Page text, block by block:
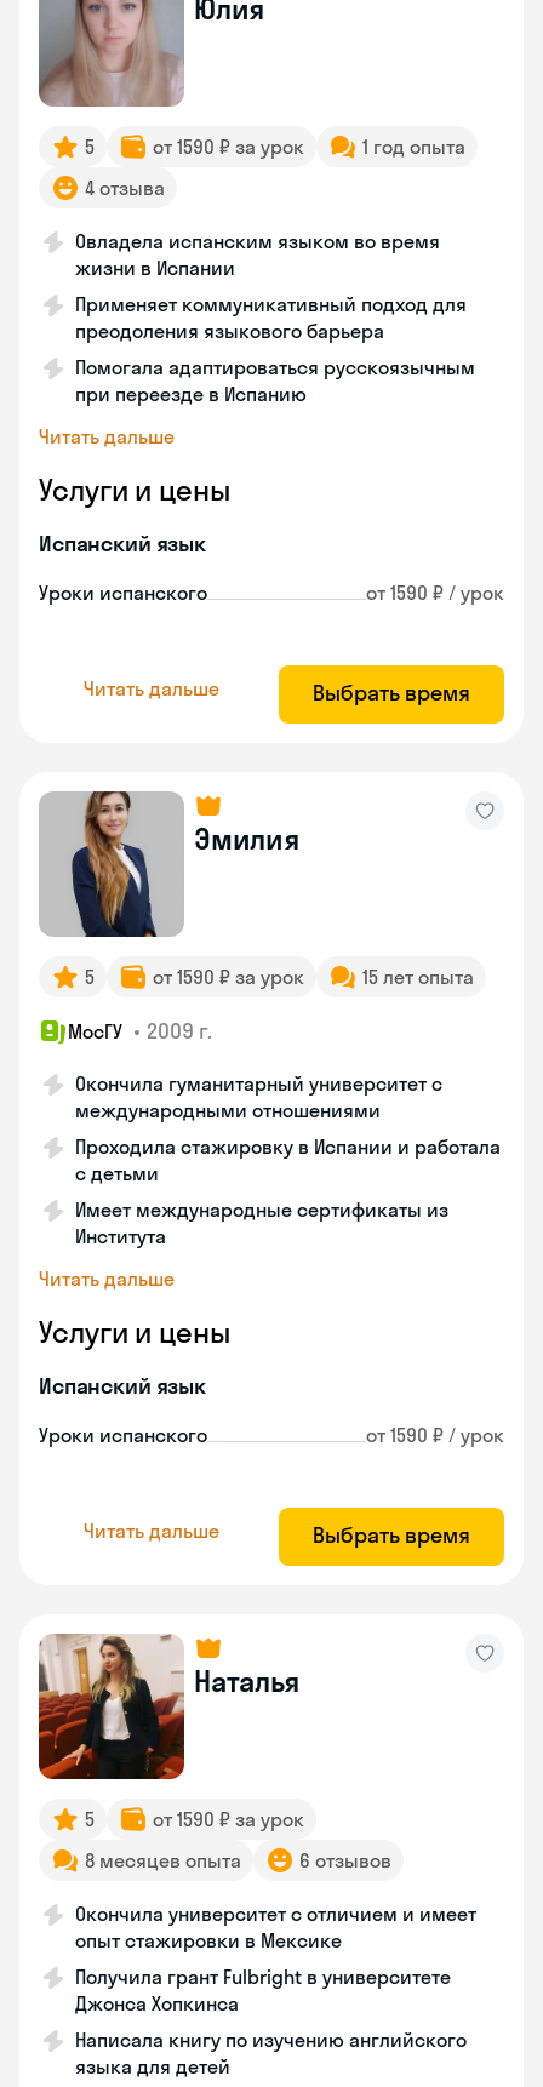
Юлия
5 от 1590 ₽ за урок
1 год опыта
4 отзыва
Овладела испанским языком во время
жизни в Испании
Применяет коммуникативный подход для
преодоления языкового барьера
Помогала адаптироваться русскоязычным
при переезде в Испанию
Читать дальше
Услуги и цены
Испанский язык
Уроки испанского от 1590 ₽ / урок
Читать дальше Выбрать время
Эмилия
5 от 1590 ₽ за урок 15 лет опыта
МосГУ • 2009 г.
Окончила гуманитарный университет с
международными отношениями
Проходила стажировку в Испании и работала
с детьми
Имеет международные сертификаты из
Института
Читать дальше
Услуги и цены
Испанский язык
Уроки испанского от 1590 ₽ / урок
Читать дальше Выбрать время
Наталья
5
от 1590 ₽ за урок
8 месяцев опыта
6 отзывов
Окончила университет с отличием и имеет
опыт стажировки в Мексике
Получила грант Fulbright в университете
Джонса Хопкинса
Написала книгу по изучению английского
языка для детей